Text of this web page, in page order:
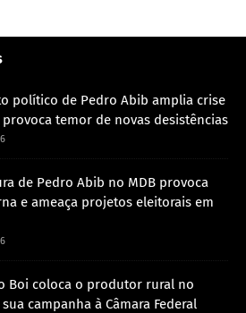
político de Pedro Abib amplia crise
provoca temor de novas desistências
de Pedro Abib no MDB provoca
e ameaça projetos eleitorais em
Boi coloca o produtor rural no
campanha à Câmara Federal